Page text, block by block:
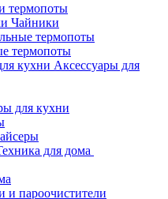
термопоты
Чайники
термопоты
термопоты
Аксессуары для
для кухни
для дома